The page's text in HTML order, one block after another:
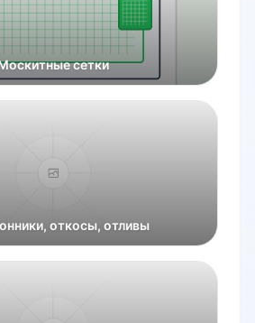
сетки
откосы, отливы